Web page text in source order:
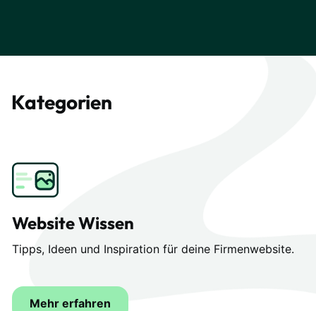
Kategorien
Website Wissen
Tipps, Ideen und Inspiration für deine Firmenwebsite.
Mehr erfahren